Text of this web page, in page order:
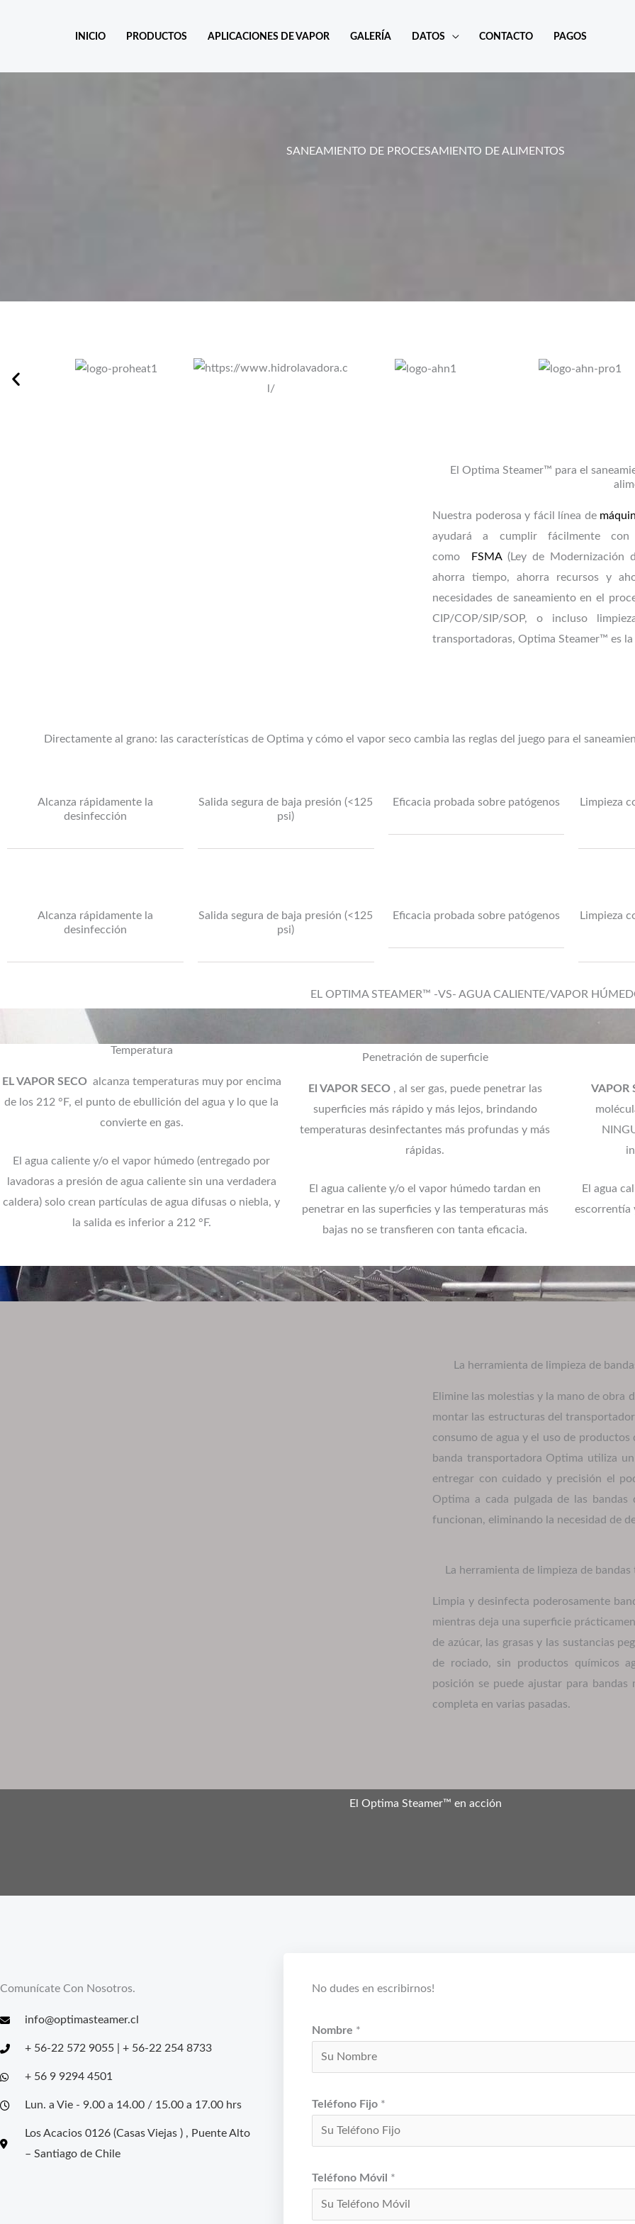
INICIO PRODUCTOS APLICACIONES DE VAPOR GALERÍA DATOS CONTACTO PAGOS
SANEAMIENTO DE PROCESAMIENTO DE ALIMENTOS
El Optima Steamer™ para el
Nuestra poderosa y fácil línea de
ayudará a cumplir fácilmente
como
FSMA(Ley de Modernización
ahorra tiempo, ahorra recursos y
necesidades de saneamiento en el
CIP/COP/SIP/SOP, o incluso
transportadoras, Optima Steamer™ es
Directamente al grano: las características de Optima y cómo el vapor seco cambia las reglas del juego para el
Alcanza rápidamente la
desinfección
Salida segura de baja presión (<125
psi)
Eficacia probada sobre patógenos
Limpieza
Alcanza rápidamente la
desinfección
Salida segura de baja presión (<125
psi)
Eficacia probada sobre patógenos
Limpieza
EL OPTIMA STEAMER™ -VS- AGUA CALIENTE/VAPOR
Temperatura
EL VAPOR SECOalcanza temperaturas muy por encima
de los 212 °F, el punto de ebullición del agua y lo que la
convierte en gas.
El agua caliente y/o el vapor húmedo (entregado por
lavadoras a presión de agua caliente sin una verdadera
caldera) solo crean partículas de agua difusas o niebla, y
la salida es inferior a 212 °F.
Penetración de superficie
El VAPOR SECO, al ser gas, puede penetrar las
superficies más rápido y más lejos, brindando
temperaturas desinfectantes más profundas y más
rápidas.
El agua caliente y/o el vapor húmedo tardan en
penetrar en las superficies y las temperaturas más
bajas no se transfieren con tanta eficacia.
VAPOR
El agua
escorrentía
La herramienta de limpieza de
Elimine las molestias y la mano de obra
montar las estructuras del
consumo de agua y el uso de productos
banda transportadora Optima utiliza
entregar con cuidado y precisión el
Optima a cada pulgada de las
funcionan, eliminando la necesidad de
La herramienta de limpieza de
Limpia y desinfecta poderosamente
mientras deja una superficie
de azúcar, las grasas y las sustancias
de rociado, sin productos químicos
posición se puede ajustar para bandas
completa en varias pasadas.
El Optima Steamer™ en acción
Comunícate Con Nosotros.
info@optimasteamer.cl
+ 56-22 572 9055 | + 56-22 254 8733
+ 56 9 9294 4501
Lun. a Vie - 9.00 a 14.00 / 15.00 a 17.00 hrs
Los Acacios 0126 (Casas Viejas ) , Puente Alto
– Santiago de Chile
No dudes en escribirnos!
Nombre *
Teléfono Fijo *
Teléfono Móvil *